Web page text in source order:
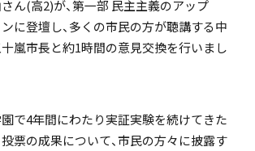
ん(高2)が、第一部 民主主義のアップ
に登壇し、多くの市民の方が聴講する中
嵐市長と約1時間の意見交換を行いまし
で4年間にわたり実証実験を続けてきた
票の成果について、市民の方々に披露す
ネラルクラス（MG）